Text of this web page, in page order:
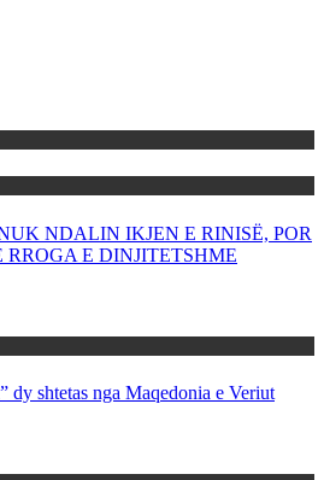
NDALIN IKJEN E RINISË, POR
E DINJITETSHME
dy shtetas nga Maqedonia e Veriut